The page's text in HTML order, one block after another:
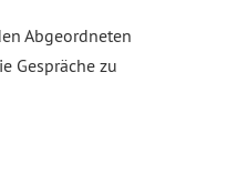
Abgeordneten
Gespräche zu